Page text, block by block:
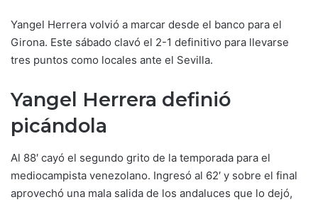
Yangel Herrera volvió a marcar desde el banco para el
Girona. Este sábado clavó el 2-1 definitivo para llevarse
tres puntos como locales ante el Sevilla.
Yangel Herrera definió
picándola
Al 88′ cayó el segundo grito de la temporada para el
mediocampista venezolano. Ingresó al 62′ y sobre el final
aprovechó una mala salida de los andaluces que lo dejó,